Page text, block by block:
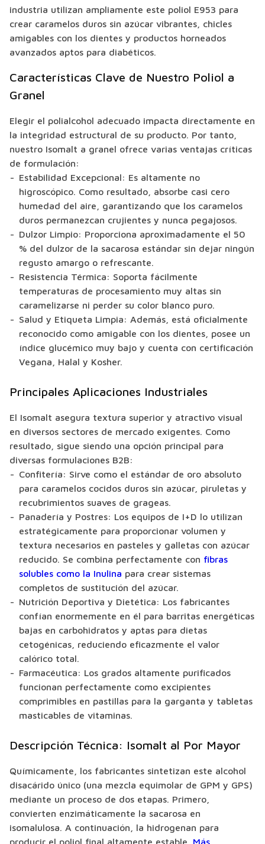
industria utilizan ampliamente este poliol E953 para
crear caramelos duros sin azúcar vibrantes, chicles
amigables con los dientes y productos horneados
avanzados aptos para diabéticos.
Características Clave de Nuestro Poliol a
Granel
Elegir el polialcohol adecuado impacta directamente en
la integridad estructural de su producto. Por tanto,
nuestro Isomalt a granel ofrece varias ventajas críticas
de formulación:
Estabilidad Excepcional: Es altamente no
higroscópico. Como resultado, absorbe casi cero
humedad del aire, garantizando que los caramelos
duros permanezcan crujientes y nunca pegajosos.
Dulzor Limpio: Proporciona aproximadamente el 50
% del dulzor de la sacarosa estándar sin dejar ningún
regusto amargo o refrescante.
Resistencia Térmica: Soporta fácilmente
temperaturas de procesamiento muy altas sin
caramelizarse ni perder su color blanco puro.
Salud y Etiqueta Limpia: Además, está oficialmente
reconocido como amigable con los dientes, posee un
índice glucémico muy bajo y cuenta con certificación
Vegana, Halal y Kosher.
Principales Aplicaciones Industriales
El Isomalt asegura textura superior y atractivo visual
en diversos sectores de mercado exigentes. Como
resultado, sigue siendo una opción principal para
diversas formulaciones B2B:
Confitería: Sirve como el estándar de oro absoluto
para caramelos cocidos duros sin azúcar, piruletas y
recubrimientos suaves de grageas.
Panadería y Postres: Los equipos de I+D lo utilizan
estratégicamente para proporcionar volumen y
textura necesarios en pasteles y galletas con azúcar
reducido. Se combina perfectamente con fibras
solubles como la Inulina para crear sistemas
completos de sustitución del azúcar.
Nutrición Deportiva y Dietética: Los fabricantes
confían enormemente en él para barritas energéticas
bajas en carbohidratos y aptas para dietas
cetogénicas, reduciendo eficazmente el valor
calórico total.
Farmacéutica: Los grados altamente purificados
funcionan perfectamente como excipientes
comprimibles en pastillas para la garganta y tabletas
masticables de vitaminas.
Descripción Técnica: Isomalt al Por Mayor
Químicamente, los fabricantes sintetizan este alcohol
disacárido único (una mezcla equimolar de GPM y GPS)
mediante un proceso de dos etapas. Primero,
convierten enzimáticamente la sacarosa en
isomalulosa. A continuación, la hidrogenan para
producir el poliol final altamente estable. Más